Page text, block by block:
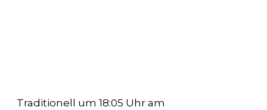
Traditionell um 18:05 Uhr am